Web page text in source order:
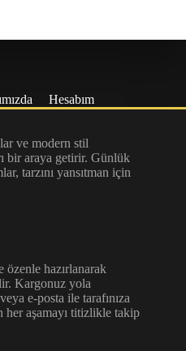
Hesabım
ve modern stil
bir araya getirir. Günlük
tarzını yansıtman için
özenle hazırlanarak
Kargonuz yola
e-posta ile tarafınıza
her aşamayı titizlikle takip